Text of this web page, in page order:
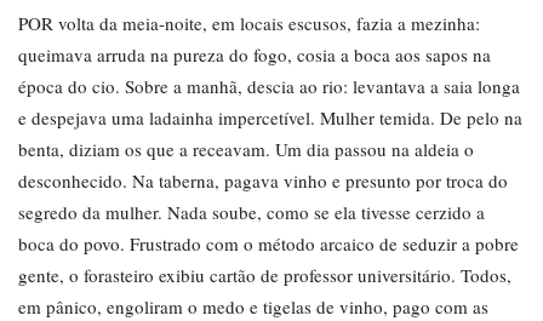
POR volta da meia-noite, em locais escusos, fazia a mezinha:
queimava arruda na pureza do fogo, cosia a boca aos sapos na
época do cio. Sobre a manhã, descia ao rio: levantava a saia longa
e despejava uma ladainha impercetível. Mulher temida. De pelo na
benta, diziam os que a receavam. Um dia passou na aldeia o
desconhecido. Na taberna, pagava vinho e presunto por troca do
segredo da mulher. Nada soube, como se ela tivesse cerzido a
boca do povo. Frustrado com o método arcaico de seduzir a pobre
gente, o forasteiro exibiu cartão de professor universitário. Todos,
em pânico, engoliram o medo e tigelas de vinho, pago com as